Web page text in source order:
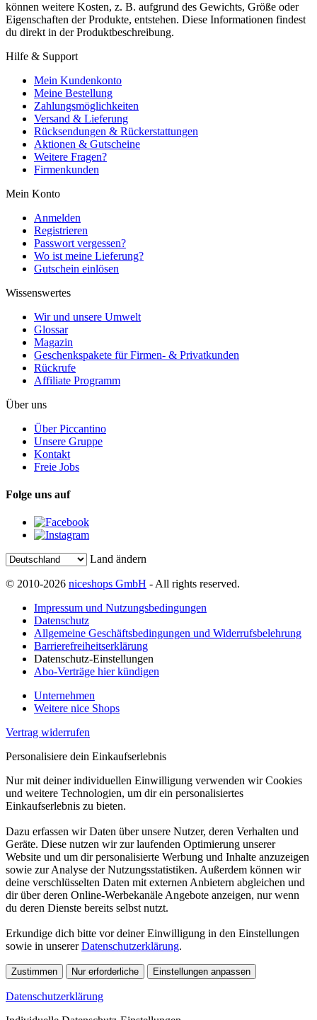
können weitere Kosten, z. B. aufgrund des Gewichts, Größe oder
Eigenschaften der Produkte, entstehen. Diese Informationen findest
du direkt in der Produktbeschreibung.
Hilfe & Support
Mein Kundenkonto
Meine Bestellung
Zahlungsmöglichkeiten
Versand & Lieferung
Rücksendungen & Rückerstattungen
Aktionen & Gutscheine
Weitere Fragen?
Firmenkunden
Mein Konto
Anmelden
Registrieren
Passwort vergessen?
Wo ist meine Lieferung?
Gutschein einlösen
Wissenswertes
Wir und unsere Umwelt
Glossar
Magazin
Geschenkspakete für Firmen- & Privatkunden
Rückrufe
Affiliate Programm
Über uns
Über Piccantino
Unsere Gruppe
Kontakt
Freie Jobs
Folge uns auf
Land ändern
© 2010-2026 niceshops GmbH - All rights reserved.
Impressum und Nutzungsbedingungen
Datenschutz
Allgemeine Geschäftsbedingungen und Widerrufsbelehrung
Barrierefreiheitserklärung
Datenschutz-Einstellungen
Abo-Verträge hier kündigen
Unternehmen
Weitere nice Shops
Vertrag widerrufen
Personalisiere dein Einkaufserlebnis
Nur mit deiner individuellen Einwilligung verwenden wir Cookies
und weitere Technologien, um dir ein personalisiertes
Einkaufserlebnis zu bieten.
Dazu erfassen wir Daten über unsere Nutzer, deren Verhalten und
Geräte. Diese nutzen wir zur laufenden Optimierung unserer
Website und um dir personalisierte Werbung und Inhalte anzuzeigen
sowie zur Analyse der Nutzungsstatistiken. Außerdem können wir
deine verschlüsselten Daten mit externen Anbietern abgleichen und
dir über deren Online-Werbekanäle Angebote anzeigen, nur wenn
du deren Dienste bereits selbst nutzt.
Erkundige dich bitte vor deiner Einwilligung in den Einstellungen
sowie in unsererDatenschutzerklärung.
Zustimmen Nur erforderliche Einstellungen anpassen
Datenschutzerklärung